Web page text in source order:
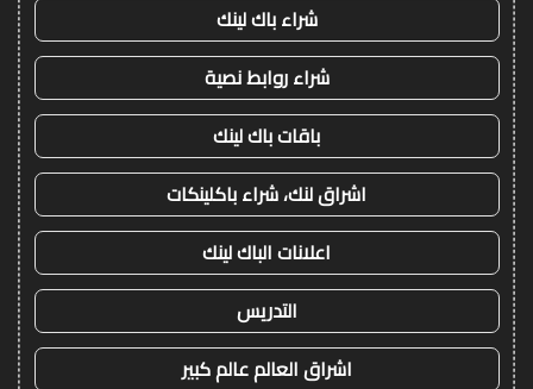
شراء باك لينك
شراء روابط نصية
باقات باك لينك
اشراق لنك، شراء باكلينكات
اعلانات الباك لينك
التدريس
اشراق العالم عالم كبير